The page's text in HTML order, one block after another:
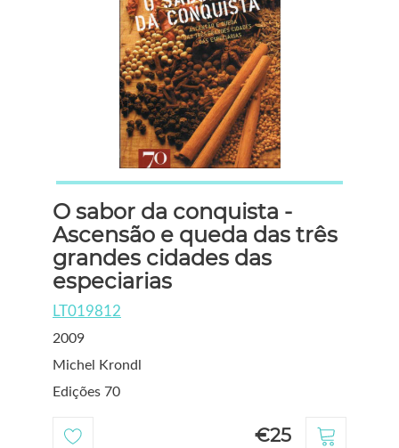
O sabor da conquista -
Ascensão e queda das três
grandes cidades das
especiarias
LT019812
2009
Michel Krondl
Edições 70
€25